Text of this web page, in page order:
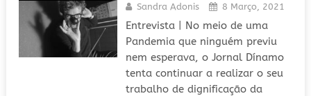
Sandra Adonis 8 Março, 2021
Entrevista | No meio de uma
Pandemia que ninguém previu
nem esperava, o Jornal Dínamo
tenta continuar a realizar o seu
trabalho de dignificação da